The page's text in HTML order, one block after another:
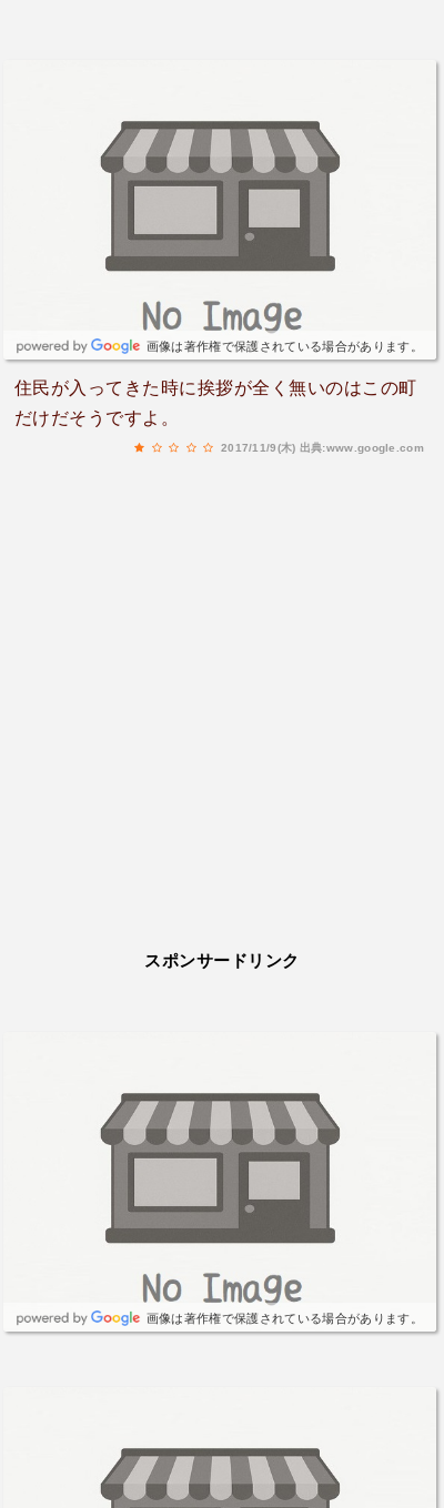
画像は著作権で保護されている場合があります。
住民が入ってきた時に挨拶が全く無いのはこの町
だけだそうですよ。
2017/11/9(木) 出典:www.google.com
スポンサードリンク
画像は著作権で保護されている場合があります。